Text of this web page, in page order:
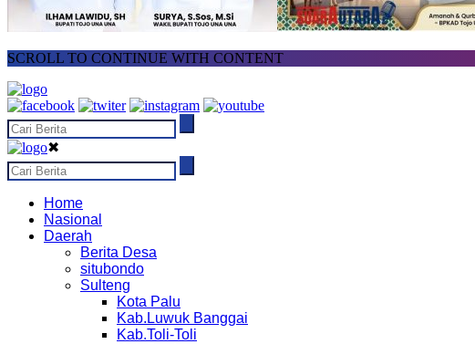
SCROLL TO CONTINUE WITH CONTENT
✖
Home
Nasional
Daerah
Berita Desa
situbondo
Sulteng
Kota Palu
Kab.Luwuk Banggai
Kab.Toli-Toli